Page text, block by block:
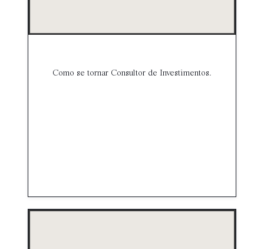
Como se tornar Consultor de Investimentos.